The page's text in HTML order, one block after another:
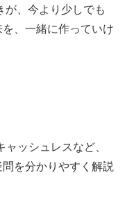
が、今より少しでも
、一緒に作っていけ
ッシュレスなど、
を分かりやすく解説